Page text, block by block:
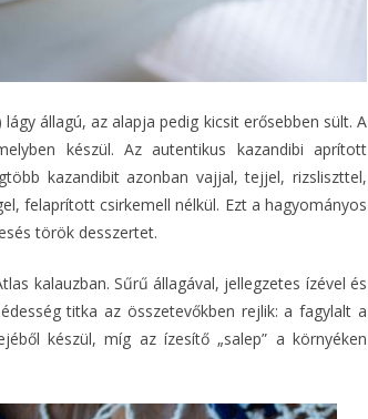
állagú, az alapja pedig kicsit erősebben sült. A
készül. Az autentikus kazandibi aprított
kazandibit azonban vajjal, tejjel, rizsliszttel,
felaprított csirkemell nélkül. Ezt a hagyományos
török desszertet.
kalauzban. Sűrű állagával, jellegzetes ízével és
titka az összetevőkben rejlik: a fagylalt a
készül, míg az ízesítő „salep” a környéken